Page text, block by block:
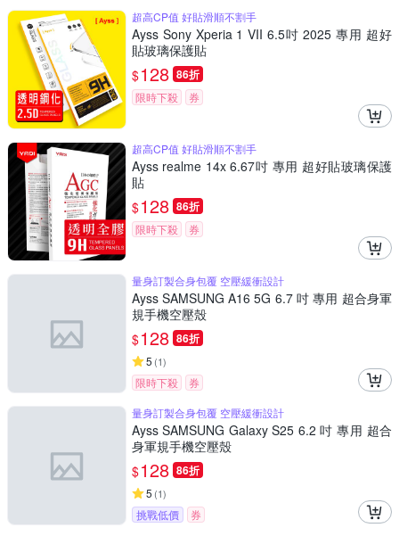
超高CP值 好貼滑順不割手
Ayss Sony Xperia 1 VII 6.5吋 2025 專用 超好
貼玻璃保護貼
$128 86折
限時下殺 券
超高CP值 好貼滑順不割手
Ayss realme 14x 6.67吋 專用 超好貼玻璃保護
貼
$128 86折
限時下殺 券
量身訂製合身包覆 空壓緩衝設計
Ayss SAMSUNG A16 5G 6.7 吋 專用 超合身軍
規手機空壓殼
$128 86折
5 (1)
限時下殺
券
量身訂製合身包覆 空壓緩衝設計
Ayss SAMSUNG Galaxy S25 6.2 吋 專用 超合
身軍規手機空壓殼
$128 86折
5 (1)
挑戰低價
券